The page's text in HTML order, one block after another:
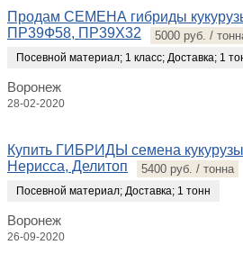
Продам СЕМЕНА гибриды
ПР39Ф58, ПР39Х32
5000 руб. /
Посевной материал; 1 класс; Доставка; 1
Воронеж
28-02-2020
Купить ГИБРИДЫ семена
Нерисса, Делитоп
5400 руб. / тонна
Посевной материал; Доставка; 1 тонн
Воронеж
26-09-2020